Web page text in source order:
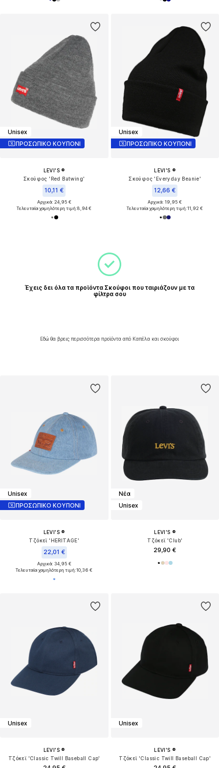
Unisex
ΠΡΟΣΩΠΙΚΟ ΚΟΥΠΟΝΙ
LEVI'S ®
Σκούφος 'Red Batwing'
10,11 €
Αρχικά: 24,95 €
Τελευταία χαμηλότερη τιμή:8,94 €
Unisex
ΠΡΟΣΩΠΙΚΟ ΚΟΥΠΟΝΙ
LEVI'S ®
Σκούφος 'Everyday Beanie'
12,66 €
Αρχικά: 19,95 €
Τελευταία χαμηλότερη τιμή:11,92 €
Έχεις δει όλα τα προϊόντα Σκούφοι που ταιριάζουν με τα
φίλτρα σου
Εδώ θα βρεις περισσότερα προϊόντα από Καπέλα και σκούφοι
Unisex
ΠΡΟΣΩΠΙΚΟ ΚΟΥΠΟΝΙ
LEVI'S ®
Τζόκεϊ 'HERITAGE'
22,01 €
Αρχικά: 34,95 €
Τελευταία χαμηλότερη τιμή:10,36 €
Νέα
Unisex
LEVI'S ®
Τζόκεϊ 'Club'
29,90 €
Unisex
LEVI'S ®
Τζόκεϊ 'Classic Twill Baseball Cap'
Unisex
LEVI'S ®
Τζόκεϊ 'Classic Twill Baseball Cap'